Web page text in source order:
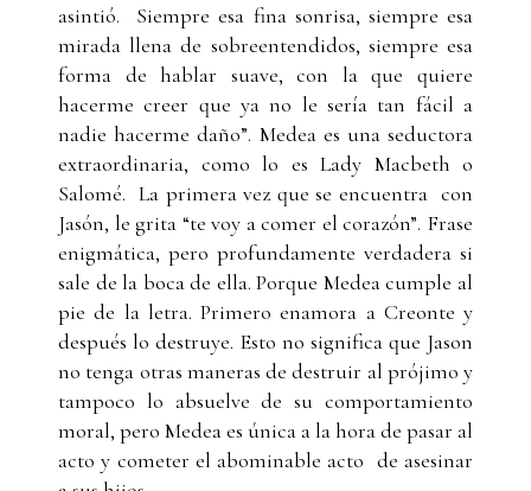
asintió. Siempre esa fina sonrisa, siempre esa
mirada llena de sobreentendidos, siempre esa
forma de hablar suave, con la que quiere
hacerme creer que ya no le sería tan fácil a
nadie hacerme daño”. Medea es una seductora
extraordinaria, como lo es Lady Macbeth o
Salomé. La primera vez que se encuentra con
Jasón, le grita “te voy a comer el corazón”. Frase
enigmática, pero profundamente verdadera si
sale de la boca de ella. Porque Medea cumple al
pie de la letra. Primero enamora a Creonte y
después lo destruye. Esto no significa que Jason
no tenga otras maneras de destruir al prójimo y
tampoco lo absuelve de su comportamiento
moral, pero Medea es única a la hora de pasar al
acto y cometer el abominable acto de asesinar